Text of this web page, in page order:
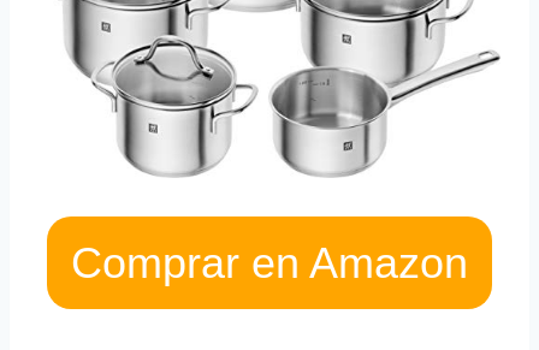
Comprar en Amazon